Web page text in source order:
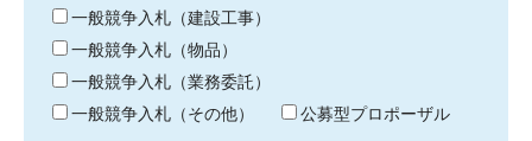
キ
ー
ワ
ー
ド
一般競争入札（建設工事）
一般競争入札（物品）
一般競争入札（業務委託）
一般競争入札（その他）
公募型プロポーザル